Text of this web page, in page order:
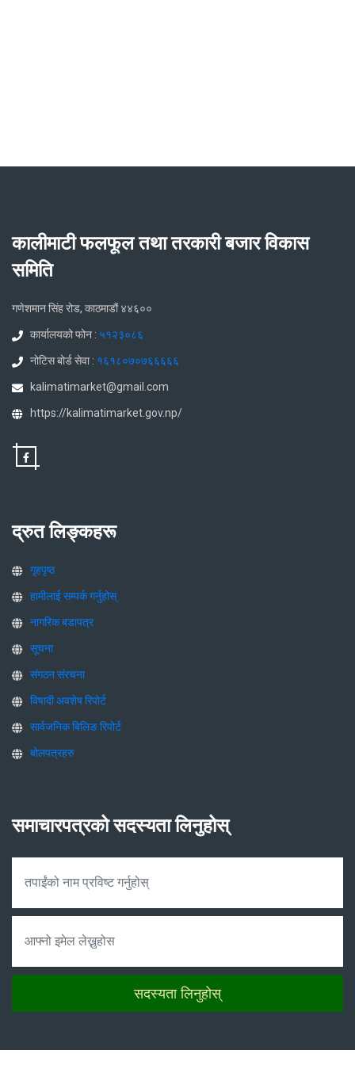
कालीमाटी फलफूल तथा तरकारी बजार विकास
समिति
गणेशमान सिंह रोड, काठमाडौं ४४६००
कार्यालयको फोन : ५१२३०८६
नोटिस बोर्ड सेवा : १६१८०७०७६६६६६
kalimatimarket@gmail.com
https://kalimatimarket.gov.np/
द्रुत लिङ्कहरू
गृहपृष्ठ
हामीलाई सम्पर्क गर्नुहोस्
नागरिक बडापत्र
सूचना
संगठन संरचना
विषादी अवशेष रिपोर्ट
सार्वजनिक बिलिङ रिपोर्ट
बोलपत्रहरु
समाचारपत्रको सदस्यता लिनुहोस्
सदस्यता लिनुहोस्